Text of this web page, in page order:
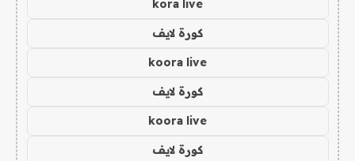
kora live
كورة لايف
koora live
كورة لايف
koora live
كورة لايف